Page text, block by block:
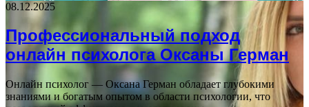
08.12.2025
Профессиональный подход
онлайн психолога Оксаны Герман
Онлайн психолог — Оксана Герман обладает глубокими
знаниями и богатым опытом в области психологии, что